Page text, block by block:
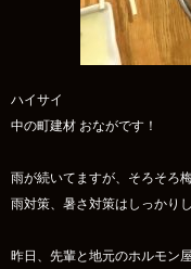
ハイサイ
中の町建材 おながです！
雨が続いてますが、そろそろ
雨対策、暑さ対策はしっかり
昨日、先輩と地元のホルモン